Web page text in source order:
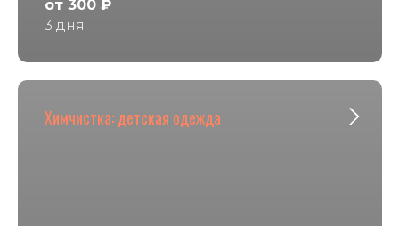
от 300 ₽
3 дня
Химчистка: детская одежда